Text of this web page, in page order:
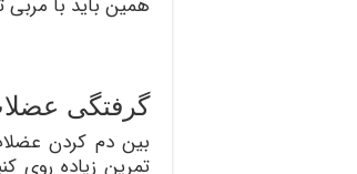
همین باید با
گرفتگی
بین دم کردن
تمرین زیاده روی